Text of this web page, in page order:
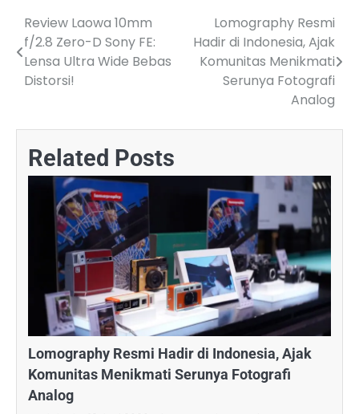
Post
navigation
Review Laowa 10mm
f/2.8 Zero-D Sony FE:
Lensa Ultra Wide Bebas
Distorsi!
Lomography Resmi
Hadir di Indonesia, Ajak
Komunitas Menikmati
Serunya Fotografi
Analog
Related Posts
Lomography Resmi Hadir di Indonesia, Ajak
Komunitas Menikmati Serunya Fotografi
Analog